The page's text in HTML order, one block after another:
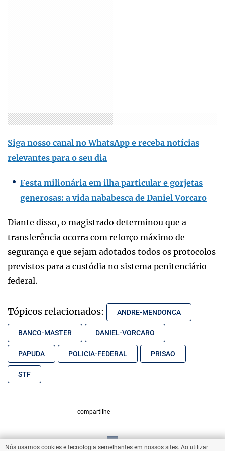
Siga nosso canal no WhatsApp e receba notícias
relevantes para o seu dia
Festa milionária em ilha particular e gorjetas
generosas: a vida nababesca de Daniel Vorcaro
Diante disso, o magistrado determinou que a
transferência ocorra com reforço máximo de
segurança e que sejam adotados todos os protocolos
previstos para a custódia no sistema penitenciário
federal.
Tópicos relacionados: ANDRE-MENDONCA
BANCO-MASTER DANIEL-VORCARO
PAPUDA POLICIA-FEDERAL PRISAO
STF
compartilhe
Nós usamos cookies e tecnologia semelhantes em nossos sites. Ao utilizar